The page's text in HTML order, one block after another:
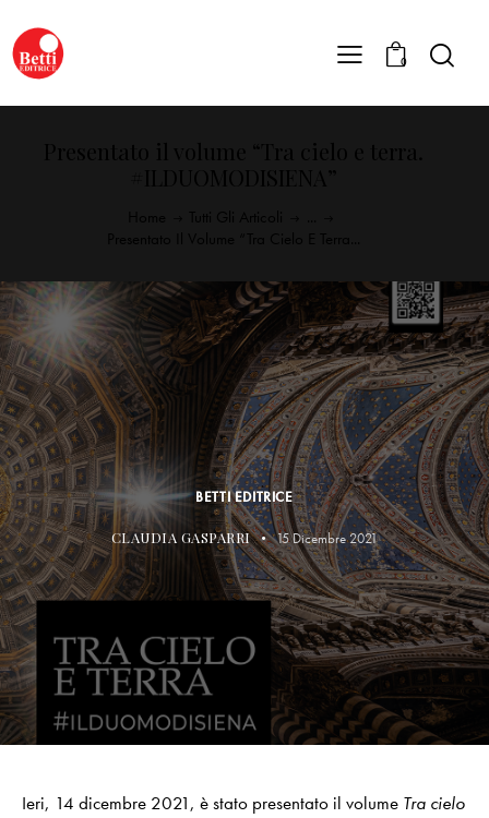
0
BETTI EDITRICE
CLAUDIA GASPARRI 15 Dicembre 2021
Ieri, 14 dicembre 2021, è stato presentato il volume Tra cielo